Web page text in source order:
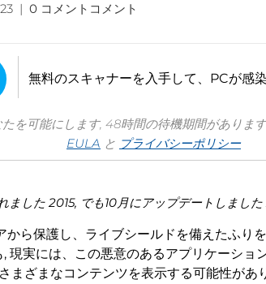
| 0 コメントコメント
無料のスキャナーを入手して、PCが感
を可能にします, 48時間の待機期間がありま
EULA と プライバシーポリシー
ました 2015, でも10月にアップデートしました
ら保護し、ライブシールドを備えたふり
現実には、この悪意のあるアプリケーショ
まざまなコンテンツを表示する可能性があ